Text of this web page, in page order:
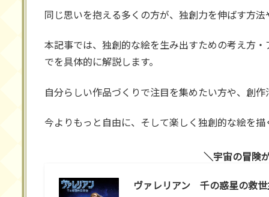
同じ思いを抱える多くの方が、独創力を伸ばす方
本記事では、独創的な絵を生み出すための考え方
でを具体的に解説します。
自分らしい作品づくりで注目を集めたい方や、創
今よりもっと自由に、そして楽しく独創的な絵を
宇宙の冒険
ヴァレリアン 千の惑星の救